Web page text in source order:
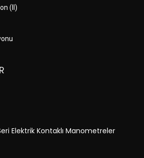
(II)
Elektrik Kontaklı Manometreler